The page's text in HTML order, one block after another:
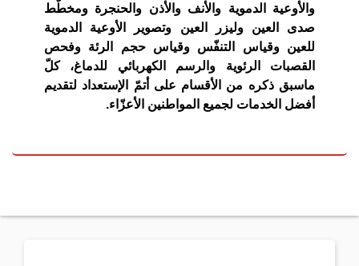
والأوعية الدموية والأنف والأذن والحنجرة ومخطّط
صدى العين وليزر العين وتصوير الأوعية الدموية
للعين وقياس التنفّس وقياس حجم الرئة وفحص
القصبات الرئوية والرسم الكهربائي للدماغ، كلّ
ماسبق ذكره من الأقسام على أتمّ الإستعداد لتقديم
أفضل الخدمات لجميع المواطنين الأعزّاء.